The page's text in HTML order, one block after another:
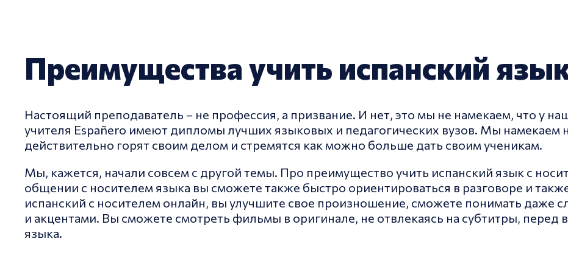
Преимущества учить испанский
Настоящий преподаватель – не профессия, а призвание. И нет, это мы не намекаем, что у
учителя Españero имеют дипломы лучших языковых и педагогических вузов. Мы намекаем
действительно горят своим делом и стремятся как можно больше дать своим ученикам.
Мы, кажется, начали совсем с другой темы. Про преимущество учить испанский язык с
общении с носителем языка вы сможете также быстро ориентироваться в разговоре и
испанский с носителем онлайн, вы улучшите свое произношение, сможете понимать даже
и акцентами. Вы сможете смотреть фильмы в оригинале, не отвлекаясь на субтитры, перед
языка.